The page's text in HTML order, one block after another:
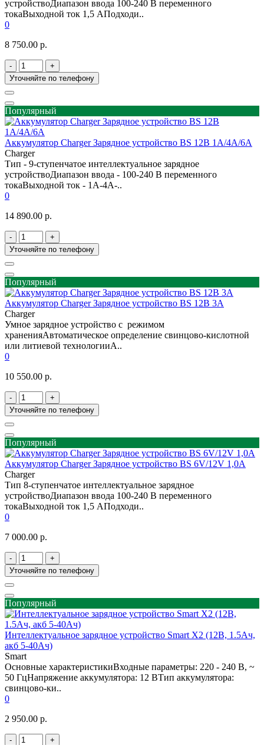
устройствоДиапазон ввода 100-240 В переменного
токаВыходной ток 1,5 АПодходи..
0
8 750.00 р.
-
+
Уточняйте по телефону
Популярный
Аккумулятор Charger Зарядное устройство BS 12B 1A/4А/6А
Charger
Тип - 9-ступенчатое интеллектуальное зарядное
устройствоДиапазон ввода - 100-240 В переменного
токаВыходной ток - 1A-4A-..
0
14 890.00 р.
-
+
Уточняйте по телефону
Популярный
Аккумулятор Charger Зарядное устройство BS 12B 3A
Charger
Умное зарядное устройство с режимом
храненияАвтоматическое определение свинцово-кислотной
или литиевой технологииА..
0
10 550.00 р.
-
+
Уточняйте по телефону
Популярный
Аккумулятор Charger Зарядное устройство BS 6V/12V 1,0А
Charger
Тип 8-ступенчатое интеллектуальное зарядное
устройствоДиапазон ввода 100-240 В переменного
токаВыходной ток 1,5 АПодходи..
0
7 000.00 р.
-
+
Уточняйте по телефону
Популярный
Интеллектуальное зарядное устройство Smart X2 (12В, 1.5Ач,
акб 5-40Ач)
Smart
Основные характеристикиВходные параметры: 220 - 240 В, ~
50 ГцНапряжение аккумулятора: 12 ВТип аккумулятора:
свинцово-ки..
0
2 950.00 р.
-
+